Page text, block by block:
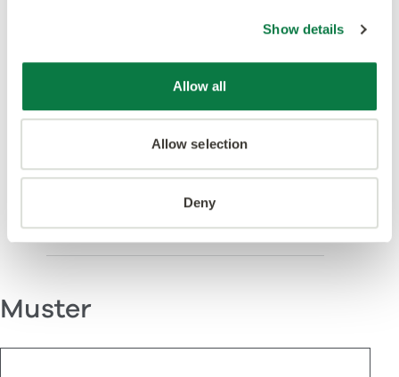
Show details
Allow all
Allow selection
Deny
weltweit führende Standards.
In diesem Design
gezeigt
Muster